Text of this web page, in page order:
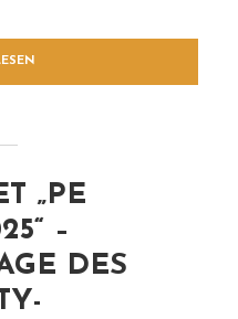
„PE
–
DES